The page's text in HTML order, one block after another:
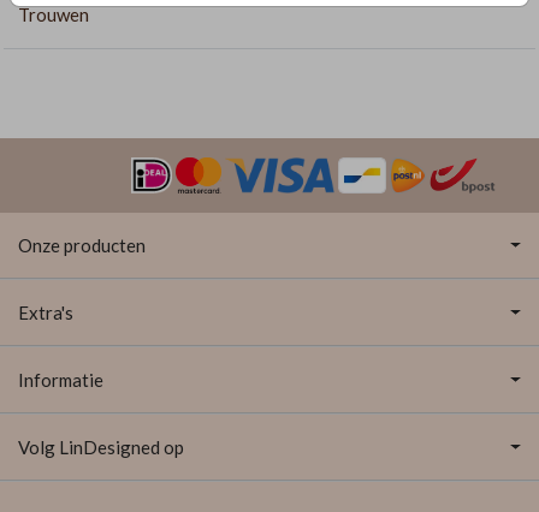
Trouwen
Onze producten
Extra's
Informatie
Volg LinDesigned op